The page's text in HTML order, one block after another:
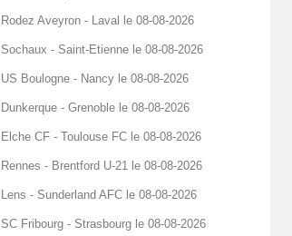
Rodez Aveyron - Laval le 08-08-2026
Sochaux - Saint-Etienne le 08-08-2026
US Boulogne - Nancy le 08-08-2026
Dunkerque - Grenoble le 08-08-2026
Elche CF - Toulouse FC le 08-08-2026
Rennes - Brentford U-21 le 08-08-2026
Lens - Sunderland AFC le 08-08-2026
SC Fribourg - Strasbourg le 08-08-2026